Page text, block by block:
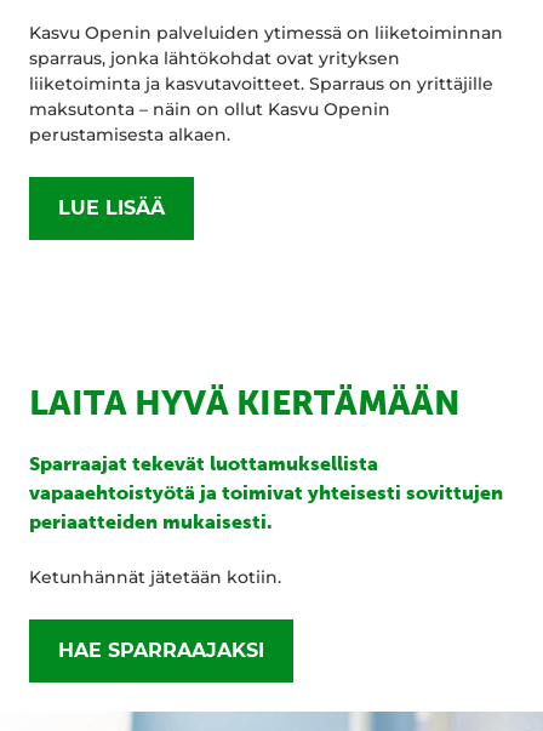
Kasvu Openin palveluiden ytimessä on liiketoiminnan
sparraus, jonka lähtökohdat ovat yrityksen
liiketoiminta ja kasvutavoitteet. Sparraus on yrittäjille
maksutonta – näin on ollut Kasvu Openin
perustamisesta alkaen.
LUE LISÄÄ
LAITA HYVÄ KIERTÄMÄÄN
Sparraajat tekevät luottamuksellista
vapaaehtoistyötä ja toimivat yhteisesti sovittujen
periaatteiden mukaisesti.
Ketunhännät jätetään kotiin.
HAE SPARRAAJAKSI